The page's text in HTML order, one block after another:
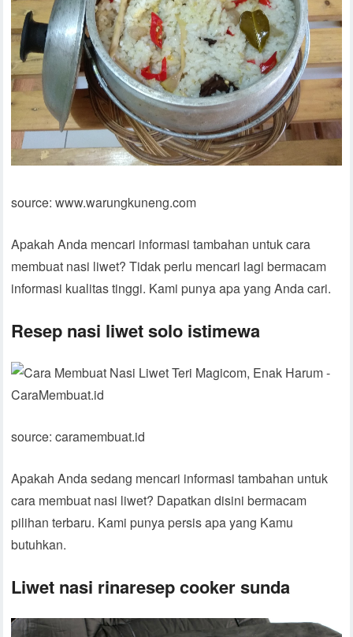
source: www.warungkuneng.com
Apakah Anda mencari informasi tambahan untuk cara
membuat nasi liwet? Tidak perlu mencari lagi bermacam
informasi kualitas tinggi. Kami punya apa yang Anda cari.
Resep nasi liwet solo istimewa
source: caramembuat.id
Apakah Anda sedang mencari informasi tambahan untuk
cara membuat nasi liwet? Dapatkan disini bermacam
pilihan terbaru. Kami punya persis apa yang Kamu
butuhkan.
Liwet nasi rinaresep cooker sunda